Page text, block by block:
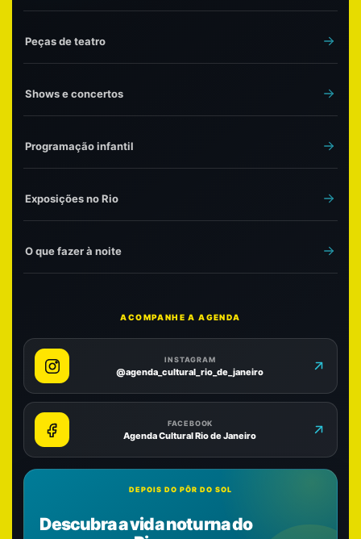
Peças de teatro
Shows e concertos
Programação infantil
Exposições no Rio
O que fazer à noite
ACOMPANHE A AGENDA
INSTAGRAM
@agenda_cultural_rio_de_janeiro
FACEBOOK
Agenda Cultural Rio de Janeiro
DEPOIS DO PÔR DO SOL
Descubra a vida noturna do